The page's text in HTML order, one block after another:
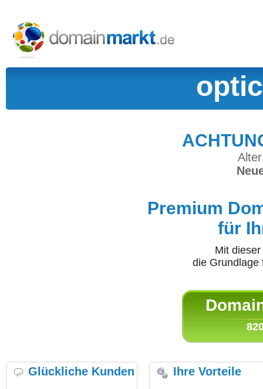
Premium
für
Mit
die
Glückliche Kunden Ihre Vorteile